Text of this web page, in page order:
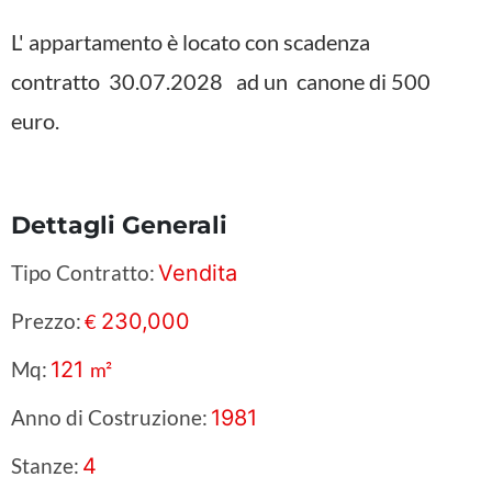
L' appartamento è locato con scadenza
contratto 30.07.2028 ad un canone di 500
euro.
Dettagli Generali
Tipo Contratto:Vendita
Prezzo:€ 230,000
Mq: 121 m²
Anno di Costruzione: 1981
Stanze: 4